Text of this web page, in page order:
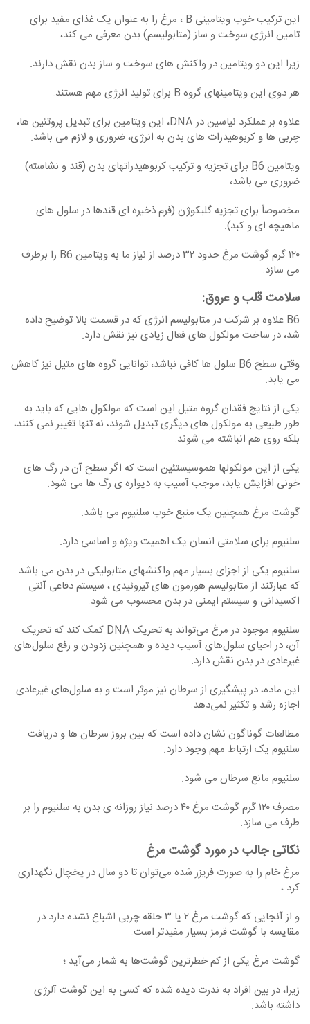
این ترکیب خوب ویتامینی B ، مرغ را به عنوان یک غذای مفید برای
تامین انرژی سوخت و ساز (متابولیسم) بدن معرفی می‏ کند،
زیرا این دو ویتامین ‏در واکنش های سوخت و ساز بدن نقش دارند.
هر دوی این ویتامین‏های گروه B برای تولید انرژی مهم هستند.
علاوه بر عملکرد نیاسین در DNA، این ویتامین برای تبدیل پروتئین‏ ها،
چربی‏ ها و کربوهیدرات‏ های بدن به انرژی، ضروری و لازم می‏ باشد.
ویتامین B6 برای تجزیه و ترکیب کربوهیدرات‏های بدن (قند و نشاسته)
ضروری می ‏باشد،
مخصوصاً برای تجزیه گلیکوژن (فرم ذخیره ای قندها در سلول‏ های
ماهیچه ‏ای و کبد).
۱۲۰ گرم گوشت مرغ حدود ۳۲ درصد از نیاز ما به ویتامین B6 را برطرف
می ‏سازد.
سلامت قلب و عروق:
B6 علاوه بر شرکت در متابولیسم انرژی که در قسمت بالا توضیح داده
شد، در ساخت مولکول ‏های فعال زیادی نیز نقش دارد.
وقتی سطح B6 سلول‏ ها کافی نباشد، توانایی گروه‏ های متیل نیز کاهش
می‏ یابد.
یکی از نتایج فقدان گروه متیل این است که مولکول ‏هایی که باید به
طور طبیعی به مولکول ‏های دیگری تبدیل شوند، نه تنها تغییر نمی ‏کنند،
بلکه روی هم انباشته می‏ شوند.
یکی از این مولکول‏ها هموسیستئین است که اگر سطح آن در رگ‏ های
خونی افزایش ‏یابد، موجب آسیب به دیواره ‏ی رگ‏ ها می ‏شود.
گوشت مرغ همچنین یک منبع خوب سلنیوم می‏ باشد.
سلنیوم برای سلامتی انسان یک اهمیت ویژه و اساسی دارد.
سلنیوم یکی از اجزای بسیار مهم واکنش‏های متابولیکی در بدن می‏ باشد
که عبارتند از متابولیسم هورمون ‏های تیروئیدی ، سیستم دفاعی آنتی
اکسیدانی و سیستم ایمنی در بدن محسوب می شود.
سلنیوم موجود در مرغ می‌تواند به تحریک DNA کمک کند که تحریک
آن، در احیای سلول‌های آسیب‌ دیده و همچنین زدودن و رفع سلول‌های
غیرعادی در بدن نقش دارد.
این ماده، در پیشگیری از سرطان نیز موثر است و به سلول‌های غیرعادی
اجازه رشد و تکثیر نمی‌دهد.
مطالعات گوناگون نشان داده است که بین بروز سرطان ‏ها و دریافت
سلنیوم یک ارتباط مهم وجود دارد.
سلنیوم مانع سرطان می ‏شود.
مصرف ۱۲۰ گرم گوشت مرغ ۴۰ درصد نیاز روزانه ی بدن به سلنیوم را بر
طرف می ‏سازد.
نکاتی جالب در مورد گوشت مرغ
مرغ خام را به صورت فریزر شده می‌توان تا دو سال در یخچال نگهداری
کرد ،
و از آنجایی که گوشت مرغ ۲ یا ۳ حلقه چربی اشباع نشده دارد در
مقایسه با گوشت قرمز بسیار مفیدتر است.
گوشت مرغ یکی از کم خطرترین گوشت‌ها به شمار می‌آید ؛
زیرا، در بین افراد به ندرت دیده شده که کسی به این گوشت آلرژی
داشته باشد.